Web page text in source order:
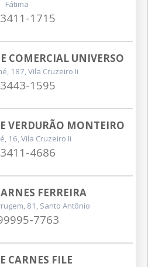
Fátima
1715
COMERCIAL UNIVERSO
187, Vila Cruzeiro Ii
1595
VERDURÃO MONTEIRO
16, Vila Cruzeiro Ii
4686
FERREIRA
81, Santo Antônio
7763
CARNES FILE